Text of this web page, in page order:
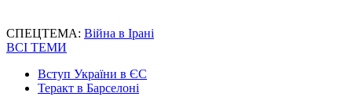
СПЕЦТЕМА: Війна в Ірані
ВСІ ТЕМИ
Вступ України в ЄС
Теракт в Барселоні